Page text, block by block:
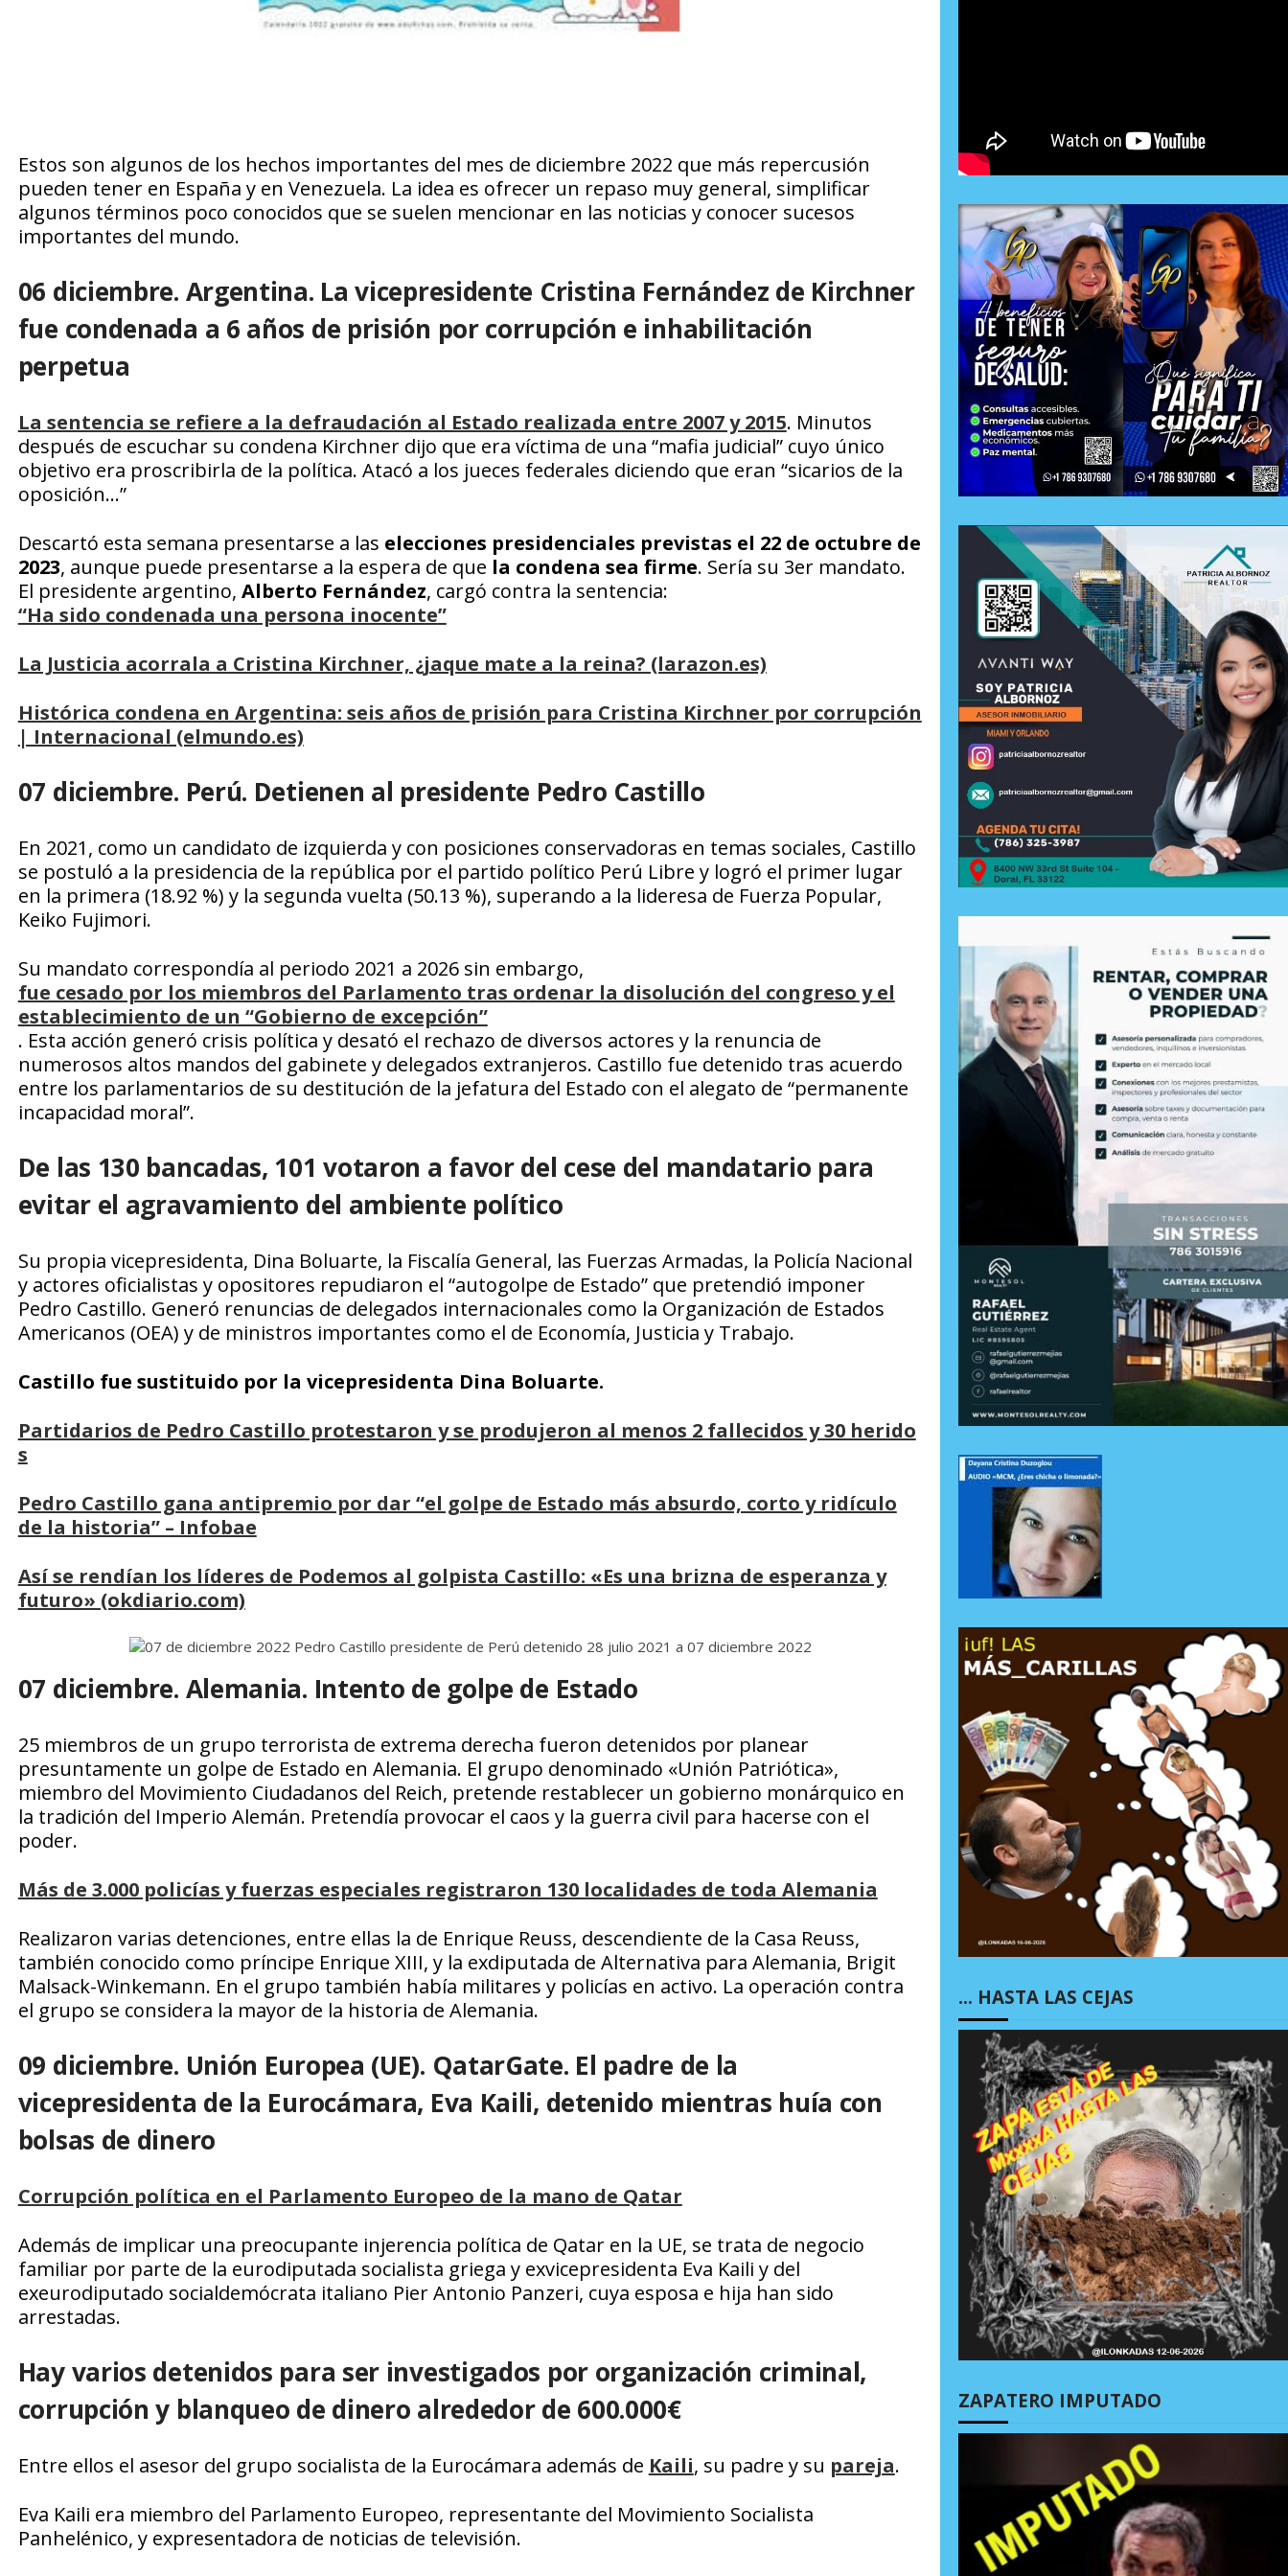
Estos son algunos de los hechos importantes del mes de diciembre 2022 que más repercusión
pueden tener en España y en Venezuela. La idea es ofrecer un repaso muy general, simplificar
algunos términos poco conocidos que se suelen mencionar en las noticias y conocer sucesos
importantes del mundo.
06 diciembre. Argentina. La vicepresidente Cristina Fernández de Kirchner
fue condenada a 6 años de prisión por corrupción e inhabilitación
perpetua
La sentencia se refiere a la defraudación al Estado realizada entre 2007 y 2015. Minutos
después de escuchar su condena Kirchner dijo que era víctima de una “mafia judicial” cuyo único
objetivo era proscribirla de la política. Atacó a los jueces federales diciendo que eran “sicarios de la
oposición…”
Descartó esta semana presentarse a las elecciones presidenciales previstas el 22 de octubre de
2023, aunque puede presentarse a la espera de que la condena sea firme. Sería su 3er mandato.
El presidente argentino, Alberto Fernández, cargó contra la sentencia:
“Ha sido condenada una persona inocente”
La Justicia acorrala a Cristina Kirchner, ¿jaque mate a la reina? (larazon.es)
Histórica condena en Argentina: seis años de prisión para Cristina Kirchner por corrupción
| Internacional (elmundo.es)
07 diciembre. Perú. Detienen al presidente Pedro Castillo
En 2021, como un candidato de izquierda y con posiciones conservadoras en temas sociales,​ Castillo
se postuló a la presidencia de la república por el partido político Perú Libre y logró el primer lugar
en la primera (18.92 %) y la segunda vuelta (50.13 %),​​​ superando a la lideresa de Fuerza Popular,
Keiko Fujimori.
Su mandato correspondía al periodo 2021 a 2026 sin embargo,
fue cesado por los miembros del Parlamento tras ordenar la disolución del congreso y el
establecimiento de un “Gobierno de excepción”
. Esta acción generó crisis política y desató el rechazo de diversos actores y la renuncia de
numerosos altos mandos del gabinete y delegados extranjeros. Castillo fue detenido tras acuerdo
entre los parlamentarios de su destitución de la jefatura del Estado con el alegato de “permanente
incapacidad moral”.
De las 130 bancadas, 101 votaron a favor del cese del mandatario para
evitar el agravamiento del ambiente político
Su propia vicepresidenta, Dina Boluarte, la Fiscalía General, las Fuerzas Armadas, la Policía Nacional
y actores oficialistas y opositores repudiaron el “autogolpe de Estado” que pretendió imponer
Pedro Castillo. Generó renuncias de delegados internacionales como la Organización de Estados
Americanos (OEA) y de ministros importantes como el de Economía, Justicia y Trabajo.
Castillo fue sustituido por la vicepresidenta Dina Boluarte.
Partidarios de Pedro Castillo protestaron y se produjeron al menos 2 fallecidos y 30 herido
s
Pedro Castillo gana antipremio por dar “el golpe de Estado más absurdo, corto y ridículo
de la historia” – Infobae
Así se rendían los líderes de Podemos al golpista Castillo: «Es una brizna de esperanza y
futuro» (okdiario.com)
07 diciembre. Alemania. Intento de golpe de Estado
25 miembros de un grupo terrorista de extrema derecha fueron detenidos por planear
presuntamente un golpe de Estado en Alemania.​ El grupo denominado «Unión Patriótica»,
miembro del Movimiento Ciudadanos del Reich, pretende restablecer un gobierno monárquico en
la tradición del Imperio Alemán. Pretendía provocar el caos y la guerra civil para hacerse con el
poder.
Más de 3.000 policías y fuerzas especiales registraron 130 localidades de toda Alemania
Realizaron varias detenciones, entre ellas la de Enrique Reuss, descendiente de la Casa Reuss,
también conocido como príncipe Enrique XIII, y la exdiputada de Alternativa para Alemania, Brigit
Malsack-Winkemann. En el grupo también había militares y policías en activo. La operación contra
el grupo se considera la mayor de la historia de Alemania.
09 diciembre. Unión Europea (UE). QatarGate. El padre de la
vicepresidenta de la Eurocámara, Eva Kaili, detenido mientras huía con
bolsas de dinero
Corrupción política en el Parlamento Europeo de la mano de Qatar
Además de implicar una preocupante injerencia política de Qatar en la UE, se trata de negocio
familiar por parte de la eurodiputada socialista griega y exvicepresidenta Eva Kaili y del
exeurodiputado socialdemócrata italiano Pier Antonio Panzeri, cuya esposa e hija han sido
arrestadas.
Hay varios detenidos para ser investigados por organización criminal,
corrupción y blanqueo de dinero alrededor de 600.000€
Entre ellos el asesor del grupo socialista de la Eurocámara además de Kaili, su padre y su pareja.
Eva Kaili era miembro del Parlamento Europeo, representante del Movimiento Socialista
Panhelénico, y expresentadora de noticias de televisión.
… HASTA LAS CEJAS
ZAPATERO IMPUTADO